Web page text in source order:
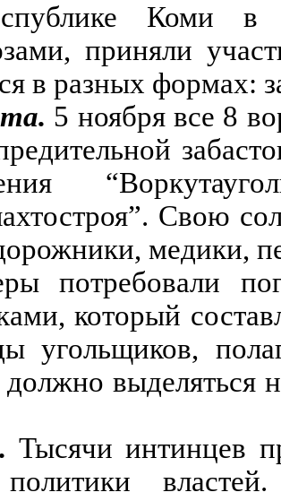
Коми в
приняли
в разных формах:
5 ноября все 8
Свою
медики,
потребовали
который
угольщиков,
выделяться
Тысячи интинцев